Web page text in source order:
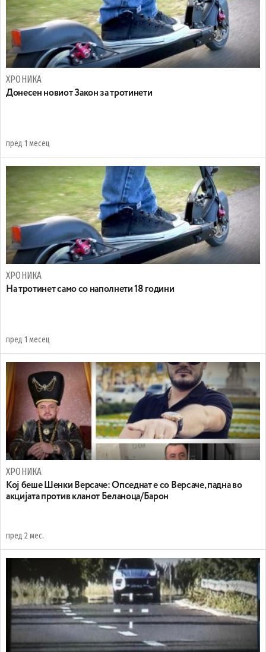
ХРОНИКА
Донесен новиот Закон за тротинети
пред 1 месец
ХРОНИКА
На тротинет само со наполнети 18 години
пред 1 месец
ХРОНИКА
Koj беше Шенки Версаче: Oпседнат е со Версаче, падна во
акцијата против кланот Беланоца/Барон
пред 2 мес.